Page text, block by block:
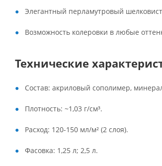
Элегантный перламутровый
Возможность колеровки в любые
Технические
Состав: акриловый сополимер,
Плотность: ~1,03 г/см³.
Расход: 120-150 мл/м² (2 слоя).
Фасовка: 1,25 л; 2,5 л.